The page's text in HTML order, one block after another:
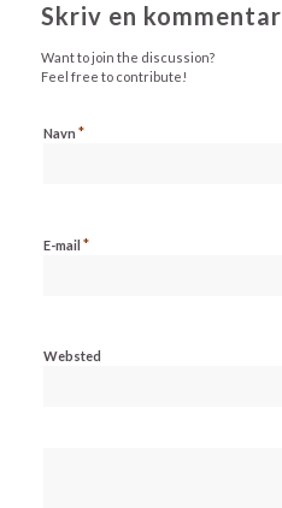
Skriv en kommentar
Want to join the discussion?
Feel free to contribute!
Navn *
E-mail *
Websted